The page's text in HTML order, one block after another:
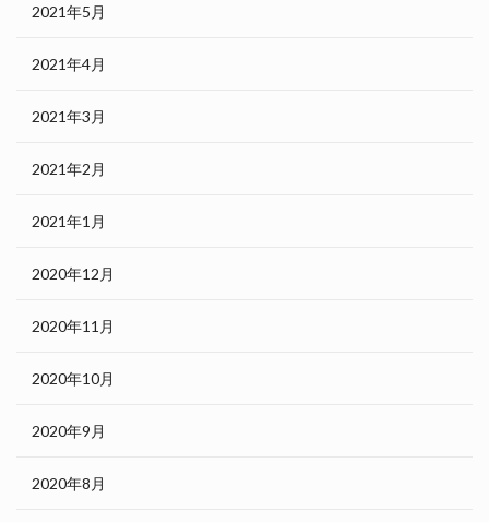
2021年5月
2021年4月
2021年3月
2021年2月
2021年1月
2020年12月
2020年11月
2020年10月
2020年9月
2020年8月